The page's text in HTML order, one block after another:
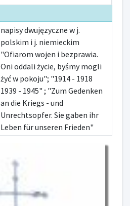
napisy dwujęzyczne w j.
polskim i j. niemieckim
"Ofiarom wojen i bezprawia.
Oni oddali życie, byśmy mogli
żyć w pokoju"; "1914 - 1918
1939 - 1945" ; "Zum Gedenken
an die Kriegs - und
Unrechtsopfer. Sie gaben ihr
Leben für unseren Frieden"